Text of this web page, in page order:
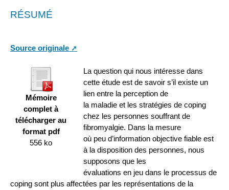
RÉSUMÉ
Source originale
Mémoire
complet à
télécharger au
format pdf
556 ko
La question qui nous intéresse dans
cette étude est de savoir s’il existe un
lien entre la perception de
la maladie et les stratégies de coping
chez les personnes souffrant de
fibromyalgie. Dans la mesure
où peu d’information objective fiable est
à la disposition des personnes, nous
supposons que les
évaluations en jeu dans le processus de
coping sont plus affectées par les représentations de la